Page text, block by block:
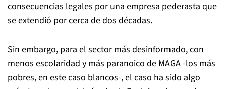
consecuencias legales por una empresa pederasta que
se extendió por cerca de dos décadas.
Sin embargo, para el sector más desinformado, con
menos escolaridad y más paranoico de MAGA -los más
pobres, en este caso blancos-, el caso ha sido algo